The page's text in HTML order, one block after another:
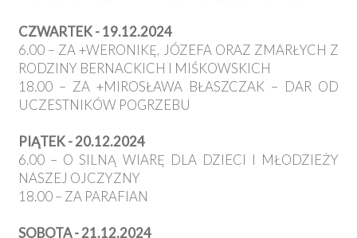
CZWARTEK - 19.12.2024
6.00 – ZA +WERONIKĘ, JÓZEFA ORAZ ZMARŁYCH Z
RODZINY BERNACKICH I MIŚKOWSKICH
18.00 – ZA +MIROSŁAWA BŁASZCZAK – DAR OD
UCZESTNIKÓW POGRZEBU
PIĄTEK - 20.12.2024
6.00 – O SILNĄ WIARĘ DLA DZIECI I MŁODZIEŻY
NASZEJ OJCZYZNY
18.00 – ZA PARAFIAN
SOBOTA - 21.12.2024